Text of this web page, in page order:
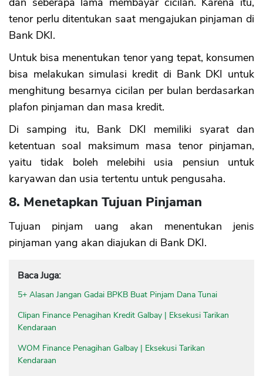
tenor perlu ditentukan saat mengajukan pinjaman di
Bank DKI.
Untuk bisa menentukan tenor yang tepat, konsumen
bisa melakukan simulasi kredit di Bank DKI untuk
menghitung besarnya cicilan per bulan berdasarkan
plafon pinjaman dan masa kredit.
Di samping itu, Bank DKI memiliki syarat dan
ketentuan soal maksimum masa tenor pinjaman,
yaitu tidak boleh melebihi usia pensiun untuk
karyawan dan usia tertentu untuk pengusaha.
8. Menetapkan Tujuan Pinjaman
Tujuan pinjam uang akan menentukan jenis
pinjaman yang akan diajukan di Bank DKI.
Baca Juga:
5+ Alasan Jangan Gadai BPKB Buat Pinjam Dana Tunai
Clipan Finance Penagihan Kredit Galbay | Eksekusi Tarikan
Kendaraan
WOM Finance Penagihan Galbay | Eksekusi Tarikan
Kendaraan